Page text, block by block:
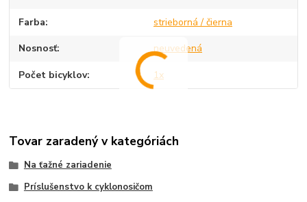
Farba strieborná / čierna
Nosnosť neuvedená
Počet bicyklov 1x
Tovar zaradený v kategóriách
Na ťažné zariadenie
Príslušenstvo k cyklonosičom